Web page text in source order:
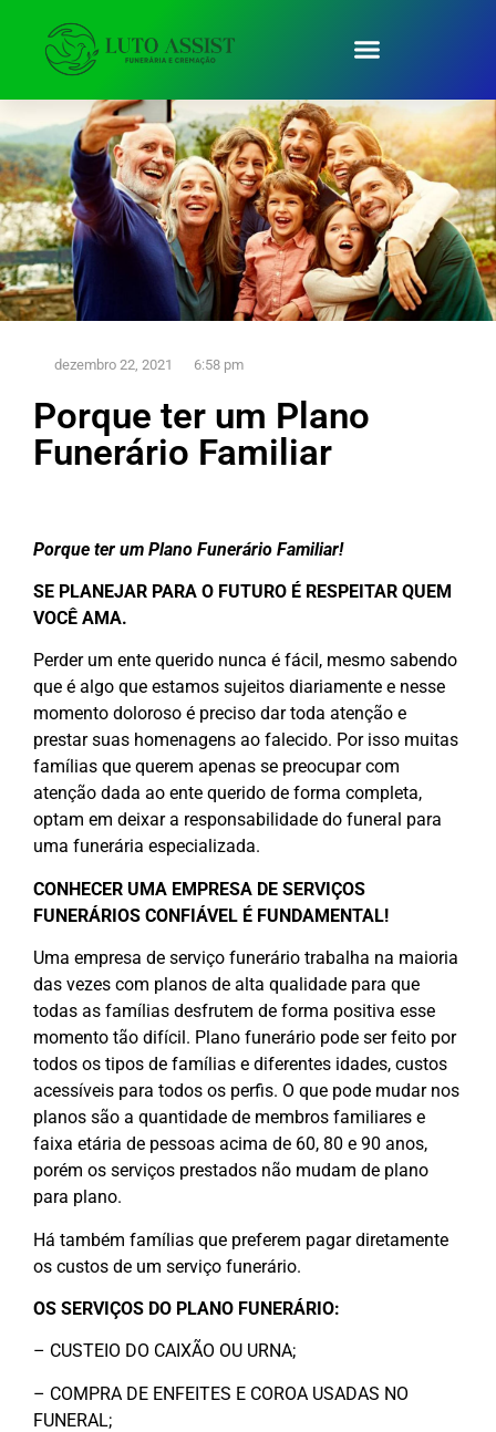
dezembro 22, 2021 6:58 pm
Porque ter um Plano
Funerário Familiar
Porque ter um Plano Funerário Familiar!
SE PLANEJAR PARA O FUTURO É RESPEITAR QUEM
VOCÊ AMA.
Perder um ente querido nunca é fácil, mesmo sabendo
que é algo que estamos sujeitos diariamente e nesse
momento doloroso é preciso dar toda atenção e
prestar suas homenagens ao falecido. Por isso muitas
famílias que querem apenas se preocupar com
atenção dada ao ente querido de forma completa,
optam em deixar a responsabilidade do funeral para
uma funerária especializada.
CONHECER UMA EMPRESA DE SERVIÇOS
FUNERÁRIOS CONFIÁVEL É FUNDAMENTAL!
Uma empresa de serviço funerário trabalha na maioria
das vezes com planos de alta qualidade para que
todas as famílias desfrutem de forma positiva esse
momento tão difícil. Plano funerário pode ser feito por
todos os tipos de famílias e diferentes idades, custos
acessíveis para todos os perfis. O que pode mudar nos
planos são a quantidade de membros familiares e
faixa etária de pessoas acima de 60, 80 e 90 anos,
porém os serviços prestados não mudam de plano
para plano.
Há também famílias que preferem pagar diretamente
os custos de um serviço funerário.
OS SERVIÇOS DO PLANO FUNERÁRIO:
– CUSTEIO DO CAIXÃO OU URNA;
– COMPRA DE ENFEITES E COROA USADAS NO
FUNERAL;